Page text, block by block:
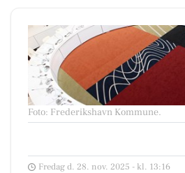
Foto: Frederikshavn Kommune.
Fredag d. 28. nov. 2025 - kl. 13:16